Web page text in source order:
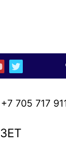
705 717